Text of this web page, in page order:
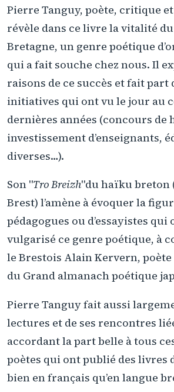
Pierre Tanguy, poète, critique
révèle dans ce livre la vitalité
Bretagne, un genre poétique
qui a fait souche chez nous. Il
raisons de ce succès et fait part
initiatives qui ont vu le jour au
dernières années (concours de
investissement d’enseignants,
diverses…).
Son "Tro Breizh"du haïku breton
Brest) l’amène à évoquer la
pédagogues ou d’essayistes qui
vulgarisé ce genre poétique, à
le Brestois Alain Kervern,
du Grand almanach poétique
Pierre Tanguy fait aussi
lectures et de ses rencontres
accordant la part belle à tous
poètes qui ont publié des livres
bien en français qu’en langue